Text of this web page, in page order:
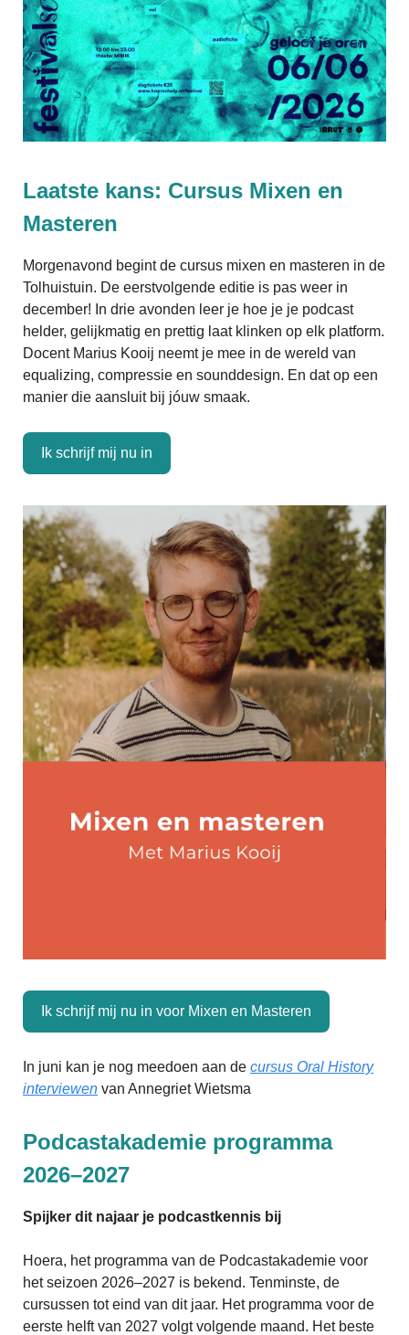
Laatste kans: Cursus Mixen en
Masteren
Morgenavond begint de cursus mixen en masteren in de
Tolhuistuin. De eerstvolgende editie is pas weer in
december! In drie avonden leer je hoe je je podcast
helder, gelijkmatig en prettig laat klinken op elk platform.
Docent Marius Kooij neemt je mee in de wereld van
equalizing, compressie en sounddesign. En dat op een
manier die aansluit bij jóuw smaak.
Ik schrijf mij nu in
Ik schrijf mij nu in voor Mixen en Masteren
In juni kan je nog meedoen aan de cursus Oral History
interviewen van Annegriet Wietsma
Podcastakademie programma
2026–2027
Spijker dit najaar je podcastkennis bij
Hoera, het programma van de Podcastakademie voor
het seizoen 2026–2027 is bekend. Tenminste, de
cursussen tot eind van dit jaar. Het programma voor de
eerste helft van 2027 volgt volgende maand. Het beste